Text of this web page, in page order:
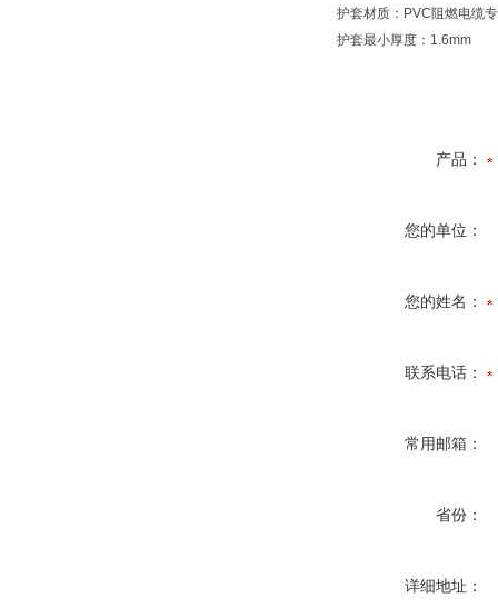
护套材质： PVC阻燃电缆
护套最小厚度： 1.6mm
产品：
您的单位：
您的姓名：
联系电话：
常用邮箱：
省份：
详细地址：